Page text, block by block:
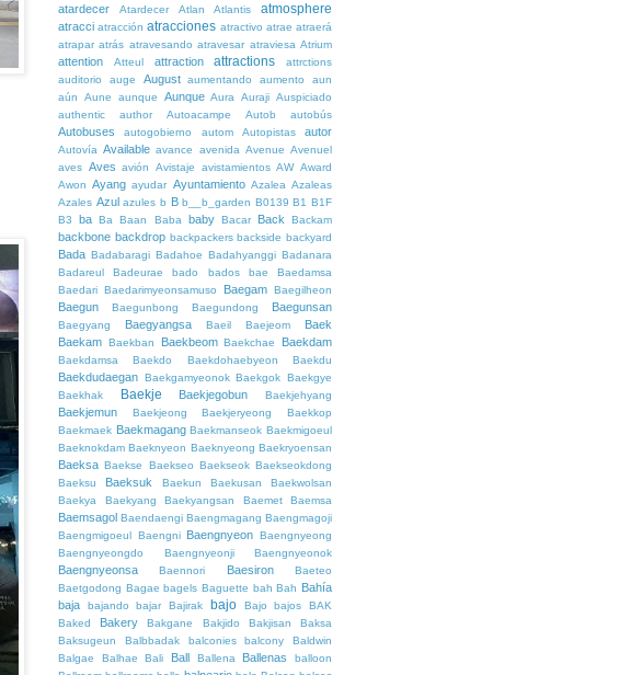
atardecer Atardecer Atlan Atlantis atmosphere
atracci atracción atracciones atractivo atrae atraerá
atrapar atrás atravesando atravesar atraviesa Atrium
attention Atteul attraction attractions
attrctions
auditorio
auge August aumentando aumento
aun
aún
Aune aunque Aunque Aura Auraji Auspiciado
authentic
author Autoacampe Autob autobús
Autobuses autogobierno autom Autopistas autor
Autovía Available avance avenida Avenue Avenuel
aves Aves avión Avistaje avistamientos AW Award
Awon Ayang ayudar Ayuntamiento Azalea Azaleas
Azales Azul azules b B b__b_garden B0139 B1 B1F
B3
ba Ba Baan Baba baby Bacar Back Backam
backbone backdrop backpackers backside backyard
Bada Badabaragi Badahoe Badahyanggi Badanara
Badareul
Badeurae bado bados bae
Baedamsa
Baedari Baedarimyeonsamuso Baegam Baegilheon
Baegun Baegunbong Baegundong Baegunsan
Baegyang Baegyangsa Baeil Baejeom
Baek
Baekam Baekban Baekbeom Baekchae Baekdam
Baekdamsa Baekdo Baekdohaebyeon Baekdu
Baekdudaegan Baekgamyeonok Baekgok Baekgye
Baekhak
Baekje Baekjegobun Baekjehyang
Baekjemun Baekjeong Baekjeryeong
Baekkop
Baekmaek Baekmagang Baekmanseok Baekmigoeul
Baeknokdam Baeknyeon Baeknyeong Baekryoensan
Baeksa Baekse Baekseo Baekseok Baekseokdong
Baeksu
Baeksuk Baekun Baekusan
Baekwolsan
Baekya
Baekyang Baekyangsan Baemet Baemsa
Baemsagol Baendaengi Baengmagang Baengmagoji
Baengmigoeul Baengni Baengnyeon Baengnyeong
Baengnyeongdo
Baengnyeonji Baengnyeonok
Baengnyeonsa Baennori Baesiron
Baeteo
Baetgodong Bagae bagels Baguette bah Bah Bahía
baja
bajando bajar Bajirak bajo Bajo bajos
BAK
Baked
Bakery Bakgane Bakjido Bakjisan
Baksa
Baksugeun
Balbbadak balconies balcony
Baldwin
Balgae
Balhae Bali Ball Ballena Ballenas
balloon